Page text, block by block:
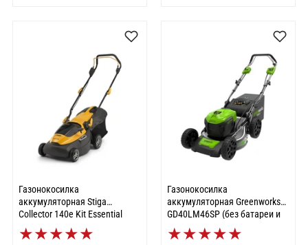
Газонокосилка
аккумуляторная Stiga
Collector 140e Kit Essential
★★★★★
Газонокосилка
аккумуляторная Greenworks
GD40LM46SP (без батареи и
зарядного устройства)
(2506807)
★★★★★